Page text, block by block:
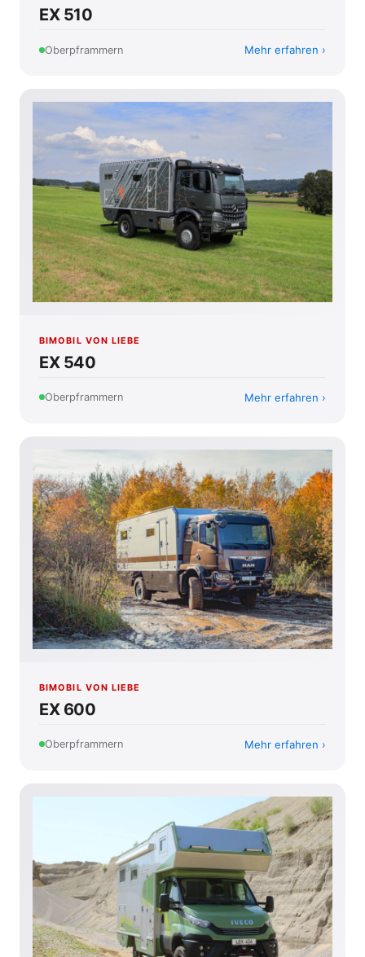
EX 510
Oberpframmern Mehr erfahren
BIMOBIL VON LIEBE
EX 540
Oberpframmern Mehr erfahren
BIMOBIL VON LIEBE
EX 600
Oberpframmern Mehr erfahren